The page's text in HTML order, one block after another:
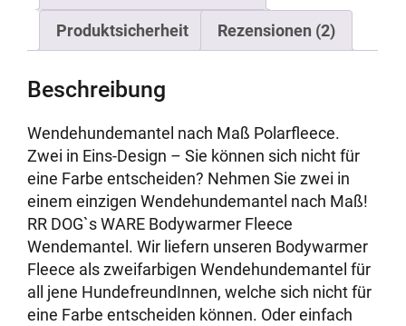
Produktsicherheit Rezensionen (2)
Beschreibung
Wendehundemantel nach Maß Polarfleece.
Zwei in Eins-Design – Sie können sich nicht für
eine Farbe entscheiden? Nehmen Sie zwei in
einem einzigen Wendehundemantel nach Maß!
RR DOG`s WARE Bodywarmer Fleece
Wendemantel. Wir liefern unseren Bodywarmer
Fleece als zweifarbigen Wendehundemantel für
all jene HundefreundInnen, welche sich nicht für
eine Farbe entscheiden können. Oder einfach